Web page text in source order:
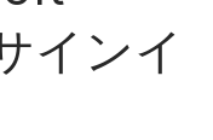
インイ